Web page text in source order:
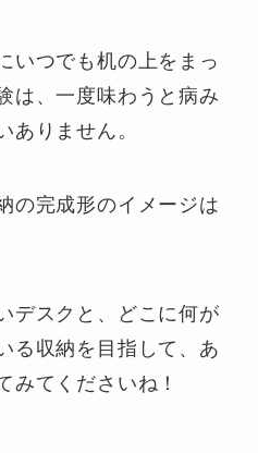
いつでも机の上をまっ
は、一度味わうと病み
ありません。
の完成形のイメージは
デスクと、どこに何が
る収納を目指して、あ
みてくださいね！